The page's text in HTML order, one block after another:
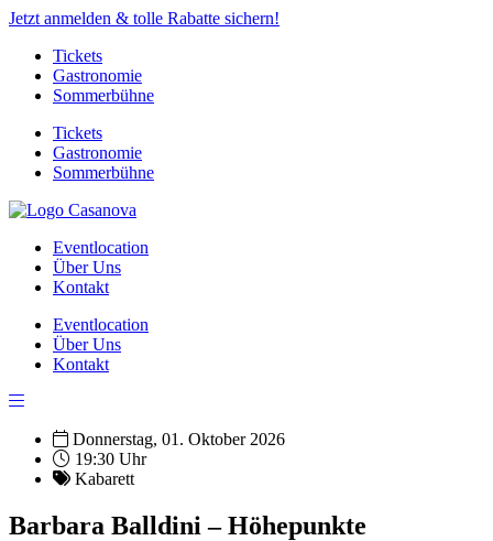
Jetzt anmelden & tolle Rabatte sichern!
Tickets
Gastronomie
Sommerbühne
Tickets
Gastronomie
Sommerbühne
Eventlocation
Über Uns
Kontakt
Eventlocation
Über Uns
Kontakt
Donnerstag, 01. Oktober 2026
19:30 Uhr
Kabarett
Barbara Balldini – Höhepunkte